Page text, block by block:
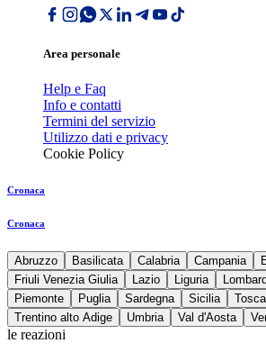
Area personale
Help e Faq
Info e contatti
Termini del servizio
Utilizzo dati e privacy
Cookie Policy
Cronaca
Cronaca
Abruzzo Basilicata Calabria Campania
Friuli Venezia Giulia
Lazio Liguria
Piemonte
Puglia Sardegna Sicilia
Trentino alto Adige
Umbria Val d'Aosta
le reazioni